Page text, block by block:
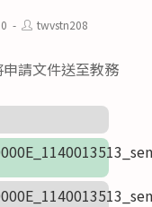
Posttwvstn208
請文件送至教務